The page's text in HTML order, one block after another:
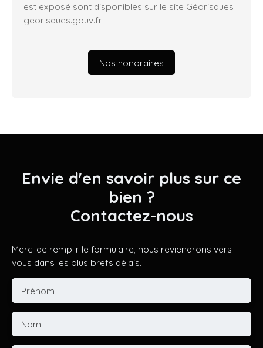
est exposé sont disponibles sur le site Géorisques :
georisques.gouv.fr.
Nos honoraires
Envie d'en savoir plus sur ce
bien ?
Contactez-nous
Merci de remplir le formulaire, nous reviendrons vers
vous dans les plus brefs délais.
Prénom
Nom